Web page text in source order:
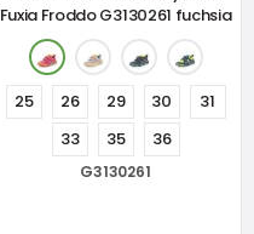
Fuxia Froddo G3130261 fuchsia
25 26 29 30
31
33
35 36
G3130261